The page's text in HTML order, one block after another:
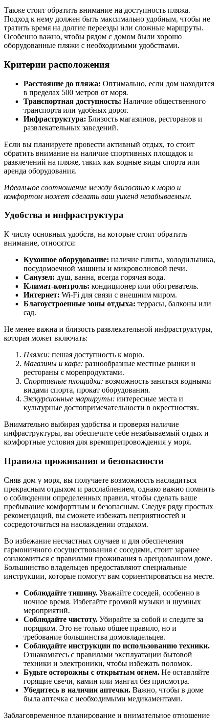
Также стоит обратить внимание на доступность пляжа.
Подход к нему должен быть максимально удобным, чтобы не
тратить время на долгие переезды или сложные маршруты.
Особенно важно, чтобы рядом с домом были хорошо
оборудованные пляжи с необходимыми удобствами.
Критерии расположения
Расстояние до пляжа: Оптимально, если дом находится
в пределах 500 метров от моря.
Транспортная доступность: Наличие общественного
транспорта или удобных дорог.
Инфраструктура: Близость магазинов, ресторанов и
развлекательных заведений.
Если вы планируете провести активный отдых, то стоит
обратить внимание на наличие спортивных площадок и
развлечений на пляже, таких как водные виды спорта или
аренда оборудования.
Идеальное соотношение между близостью к морю и
комфортом может сделать ваш уикенд незабываемым.
Удобства и инфраструктура
К числу основных удобств, на которые стоит обратить
внимание, относятся:
Кухонное оборудование: наличие плиты, холодильника,
посудомоечной машины и микроволновой печи.
Санузел: душ, ванна, всегда горячая вода.
Климат-контроль: кондиционер или обогреватель.
Интернет: Wi-Fi для связи с внешним миром.
Благоустроенные зоны отдыха: террасы, балконы или
сад.
Не менее важна и близость развлекательной инфраструктуры,
которая может включать:
Пляжи: пешая доступность к морю.
Магазины и кафе: разнообразные местные рынки и
рестораны с морепродуктами.
Спортивные площадки: возможность заняться водными
видами спорта, прокат оборудования.
Экскурсионные маршруты: интересные места и
культурные достопримечательности в окрестностях.
Внимательно выбирая удобства и проверяя наличие
инфраструктуры, вы обеспечите себе незабываемый отдых и
комфортные условия для времяпрепровождения у моря.
Правила проживания и безопасности
Сняв дом у моря, вы получаете возможность насладиться
прекрасным отдыхом и расслаблением, однако важно помнить
о соблюдении определенных правил, чтобы сделать ваше
пребывание комфортным и безопасным. Следуя ряду простых
рекомендаций, вы сможете избежать неприятностей и
сосредоточиться на наслаждении отдыхом.
Во избежание несчастных случаев и для обеспечения
гармоничного сосуществования с соседями, стоит заранее
ознакомиться с правилами проживания в арендованном доме.
Большинство владельцев предоставляют специальные
инструкции, которые помогут вам сориентироваться на месте.
Соблюдайте тишину. Уважайте соседей, особенно в
ночное время. Избегайте громкой музыки и шумных
мероприятий.
Соблюдайте чистоту. Убирайте за собой и следите за
порядком. Это не только общее правило, но и
требование большинства домовладельцев.
Соблюдайте инструкции по использованию техники.
Ознакомьтесь с правилами эксплуатации бытовой
техники и электроники, чтобы избежать поломок.
Будьте осторожны с открытым огнем. Не оставляйте
горящие свечи, камин или мангал без присмотра.
Убедитесь в наличии аптечки. Важно, чтобы в доме
была аптечка с необходимыми медикаментами.
Заблаговременное планирование и внимательное отношение